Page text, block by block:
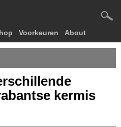
Voorkeuren About
kermis